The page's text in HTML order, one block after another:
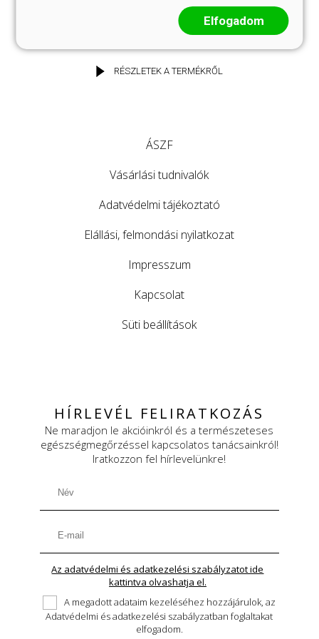
KOSÁRBA
RÉSZLETEK A TERMÉKRŐL
HÍRLEVÉL FELIRATKOZÁS
Ne maradjon le akcióinkról és a természeteses
egészségmegőrzéssel kapcsolatos tanácsainkról!
Iratkozzon fel hírlevelünkre!
Az adatvédelmi és adatkezelési szabályzatot ide
kattintva olvashatja el.
A megadott adataim kezeléséhez hozzájárulok, az
Adatvédelmi és adatkezelési szabályzatban foglaltakat
elfogadom.
ÁSZF
Vásárlási tudnivalók
Adatvédelmi tájékoztató
Elállási, felmondási nyilatkozat
Impresszum
Kapcsolat
Süti beállítások
Elfogadom